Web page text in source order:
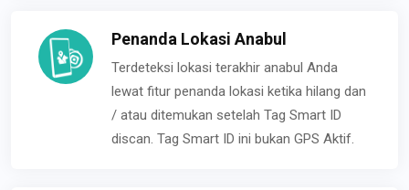
Penanda Lokasi Anabul
Terdeteksi lokasi terakhir anabul Anda
lewat fitur penanda lokasi ketika hilang dan
/ atau ditemukan setelah Tag Smart ID
discan. Tag Smart ID ini bukan GPS Aktif.